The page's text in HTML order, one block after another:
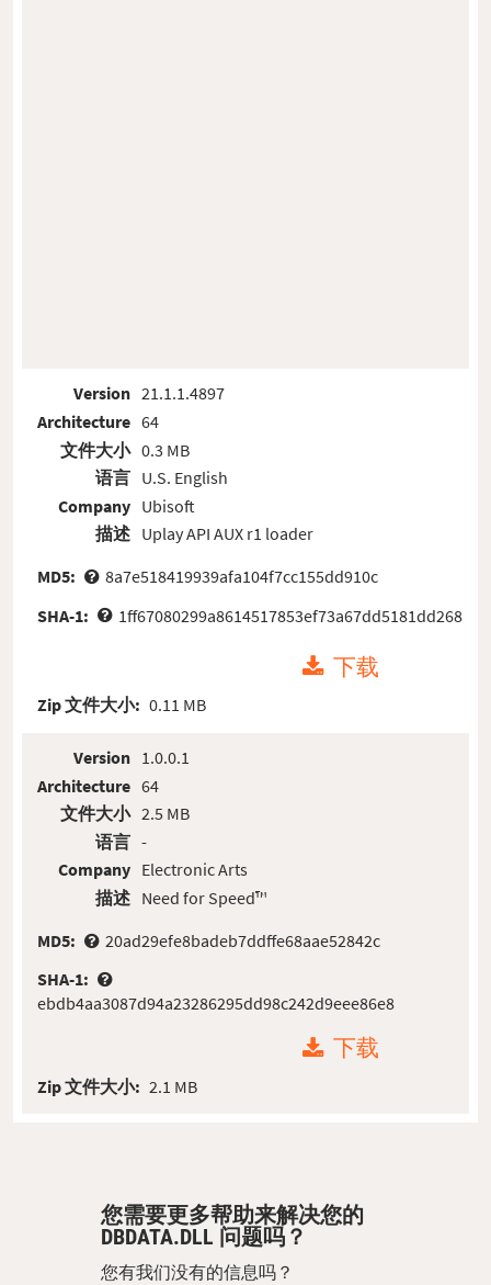
Version
Architecture
文件大小
语言
Company
描述
21.1.1.4897
64
0.3 MB
U.S. English
Ubisoft
Uplay API AUX r1 loader
MD5:
8a7e518419939afa104f7cc155dd910c
SHA-1:
1ff67080299a8614517853ef73a67dd5181dd268
下载
Zip 文件大小: 0.11 MB
Version
Architecture
文件大小
语言
Company
描述
1.0.0.1
64
2.5 MB
-
Electronic Arts
Need for Speed™
MD5:
20ad29efe8badeb7ddffe68aae52842c
SHA-1:
ebdb4aa3087d94a23286295dd98c242d9eee86e8
下载
Zip 文件大小: 2.1 MB
您需要更多帮助来解决您的
DBDATA.DLL 问题吗？
您有我们没有的信息吗？